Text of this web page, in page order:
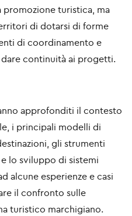
turistica, ma
di dotarsi di forme
di coordinamento e
continuità ai progetti.
approfonditi il contesto
i principali modelli di
gli strumenti
lo sviluppo di sistemi
alcune esperienze e casi
il confronto sulle
turistico marchigiano.